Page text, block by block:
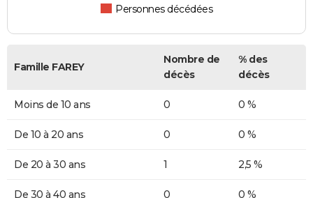
Personnes décédées
Famille FAREY
Nombre de
décès
% des
décès
Moins de 10 ans 0 0 %
De 10 à 20 ans 0 0 %
De 20 à 30 ans 1 2,5 %
De 30 à 40 ans 0 0 %